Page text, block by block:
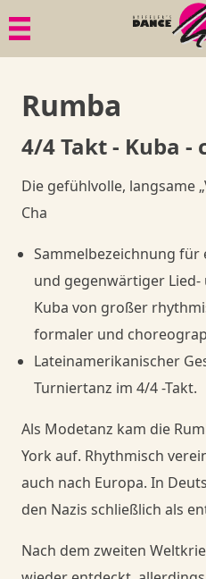
Rumba
4/4 Takt - Kuba -
Die gefühlvolle, langsame
Cha
Sammelbezeichnung für
und gegenwärtiger
Kuba von großer
formaler und
Lateinamerikanischer
Turniertanz im 4/4-Takt.
Als Modetanz kam die
York auf. Rhythmisch
auch nach Europa. In
den Nazis schließlich als
Nach dem zweiten
Menü
Senioren
Member
Goodies
Shop
Danceorama Bern
Menü
Philosophie
Shop
Danceorama Bern
Menü
Dies & Das
Goodies
Shop
Danceorama Bern